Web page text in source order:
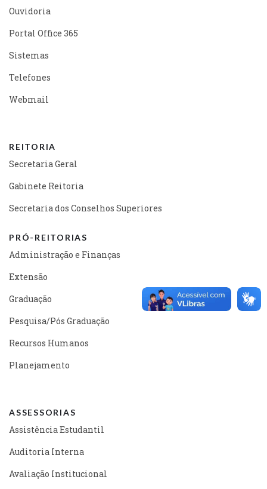
Ouvidoria
Portal Office 365
Sistemas
Telefones
Webmail
REITORIA
Secretaria Geral
Gabinete Reitoria
Secretaria dos Conselhos Superiores
PRÓ-REITORIAS
Administração e Finanças
Extensão
Graduação
Pesquisa/Pós Graduação
Recursos Humanos
Planejamento
ASSESSORIAS
Assistência Estudantil
Auditoria Interna
Avaliação Institucional